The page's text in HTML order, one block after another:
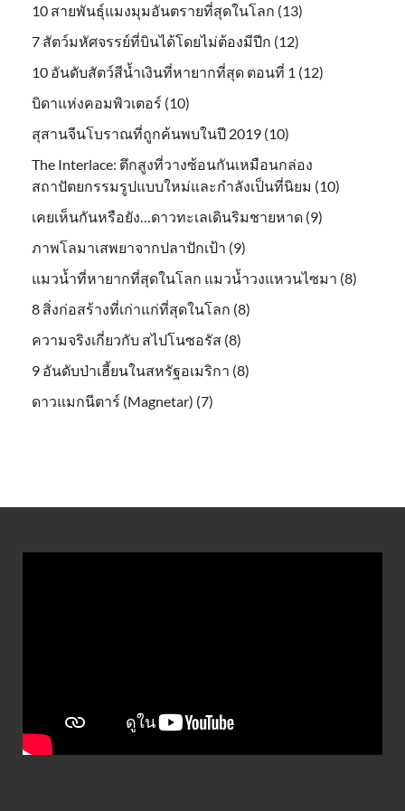
10 สายพันธุ์แมงมุมอันตรายที่สุดในโลก (13)
7 สัตว์มหัศจรรย์ที่บินได้โดยไม่ต้องมีปีก (12)
10 อันดับสัตว์สีน้ำเงินที่หายากที่สุด ตอนที่ 1 (12)
บิดาแห่งคอมพิวเตอร์ (10)
สุสานจีนโบราณที่ถูกค้นพบในปี 2019 (10)
The Interlace: ตึกสูงที่วางซ้อนกันเหมือนกล่อง
สถาปัตยกรรมรูปแบบใหม่และกำลังเป็นที่นิยม (10)
เคยเห็นกันหรือยัง…ดาวทะเลเดินริมชายหาด (9)
ภาพโลมาเสพยาจากปลาปักเป้า (9)
แมวน้ำที่หายากที่สุดในโลก แมวน้ำวงแหวนไซมา (8)
8 สิ่งก่อสร้างที่เก่าแก่ที่สุดในโลก (8)
ความจริงเกี่ยวกับ สไปโนซอรัส (8)
9 อันดับป่าเฮี้ยนในสหรัฐอเมริกา (8)
ดาวแมกนีตาร์ (Magnetar) (7)